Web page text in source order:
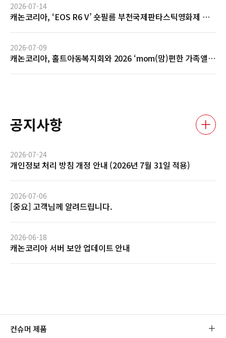
2026-07-14
캐논코리아, ‘EOS R6 V’ 숏필름 부천국제판타스틱영화제 공
2026-07-09
캐논코리아, 홀트아동복지회와 2026 ‘mom(맘)편한 가족앨
공지사항
2026-07-24
개인정보 처리 방침 개정 안내 (2026년 7월 31일 적용)
2026-07-06
[중요] 고객님께 알려드립니다.
2026-06-18
캐논코리아 서버 보안 업데이트 안내
컨슈머 제품